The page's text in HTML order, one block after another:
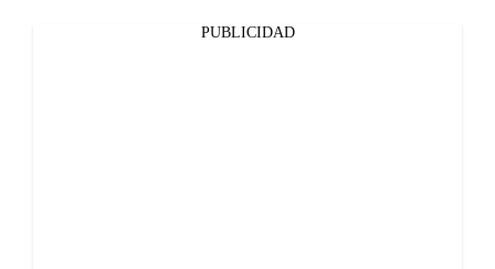
PUBLICIDAD